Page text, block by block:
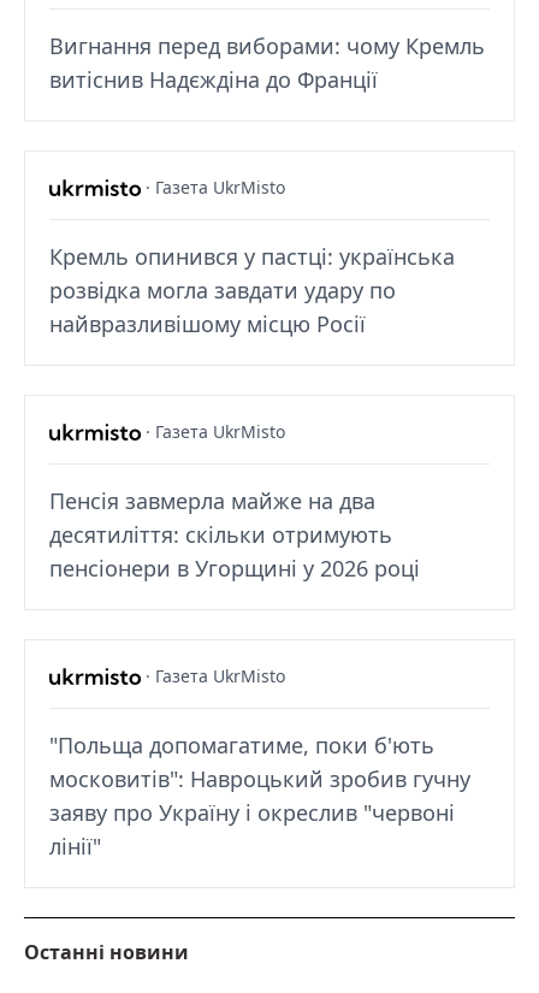
Вигнання перед виборами: чому Кремль
витіснив Надєждіна до Франції
· Газета UkrMisto
Кремль опинився у пастці: українська
розвідка могла завдати удару по
найвразливішому місцю Росії
· Газета UkrMisto
Пенсія завмерла майже на два
десятиліття: скільки отримують
пенсіонери в Угорщині у 2026 році
· Газета UkrMisto
"Польща допомагатиме, поки б'ють
московитів": Навроцький зробив гучну
заяву про Україну і окреслив "червоні
лінії"
Останні новини